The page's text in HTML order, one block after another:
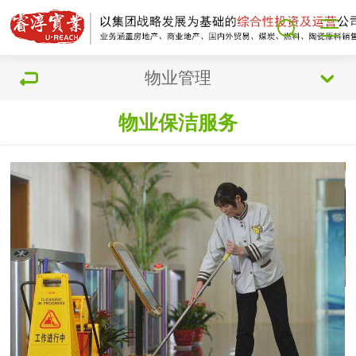
物业管理
物业保洁服务